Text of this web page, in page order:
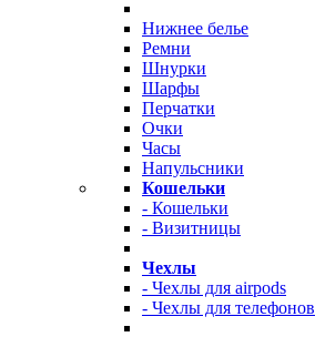
Нижнее белье
Ремни
Шнурки
Шарфы
Перчатки
Очки
Часы
Напульсники
Кошельки
- Кошельки
- Визитницы
Чехлы
- Чехлы для airpods
- Чехлы для телефонов